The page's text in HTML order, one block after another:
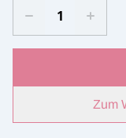
Zum